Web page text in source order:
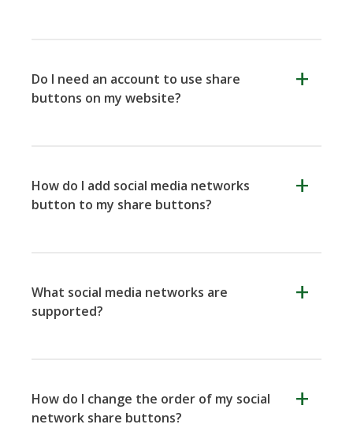
Skype Telegrama Threema
Do I need an account to use share
buttons on my website?
How do I add social media networks
button to my share buttons?
What social media networks are
supported?
How do I change the order of my social
network share buttons?